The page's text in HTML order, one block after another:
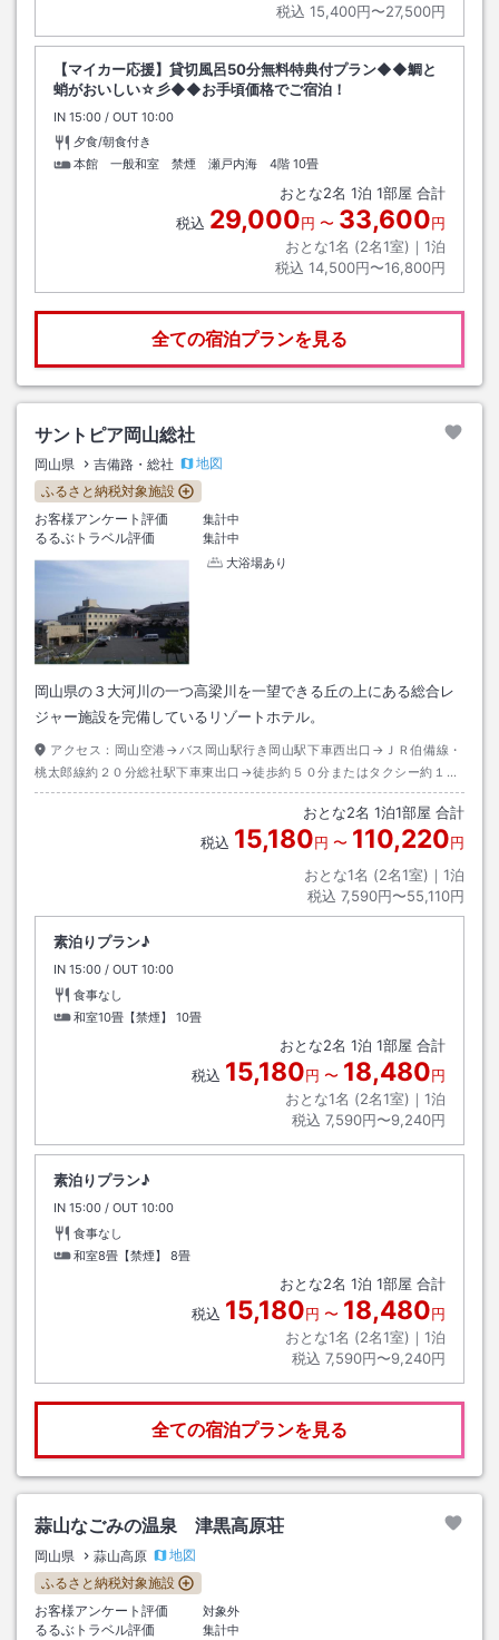
税込 15,400円〜27,500円
【マイカー応援】貸切風呂50分無料特典付プラン◆◆鯛と
蛸がおいしい☆彡◆◆お手頃価格でご宿泊！
IN チェックイン
15:00 / OUT チェックアウト
10:00
夕食/朝食付き
本館 一般和室 禁煙 瀬戸内海 4階 10畳
おとな2名 1泊 1部屋 合計
税込 29,000円 〜 33,600円
おとな1名 (2名1室)｜ 1泊
税込 14,500円〜16,800円
全ての宿泊プランを見る
サントピア岡山総社
岡山県 吉備路・総社
地図
ふるさと納税対象施設
お客様アンケート評価
集計中
るるぶトラベル評価
集計中
大浴場あり
岡山県の３大河川の一つ高梁川を一望できる丘の上にある総合レ
ジャー施設を完備しているリゾートホテル。
アクセス： 岡山空港→バス岡山駅行き岡山駅下車西出口→ＪＲ伯備線・
桃太郎線約２０分総社駅下車東出口→徒歩約５０分またはタクシー約１０
分
おとな2名 1泊1部屋 合計
税込 15,180円 〜 110,220円
おとな1名 (2名1室)｜ 1泊
税込 7,590円〜55,110円
素泊りプラン♪
IN チェックイン
15:00 / OUT チェックアウト
10:00
食事なし
和室10畳【禁煙】
10畳
おとな2名 1泊 1部屋 合計
税込 15,180円 〜 18,480円
おとな1名 (2名1室)｜ 1泊
税込 7,590円〜9,240円
素泊りプラン♪
IN チェックイン
15:00 / OUT チェックアウト
10:00
食事なし
和室8畳【禁煙】
8畳
おとな2名 1泊 1部屋 合計
税込 15,180円 〜 18,480円
おとな1名 (2名1室)｜ 1泊
税込 7,590円〜9,240円
全ての宿泊プランを見る
蒜山なごみの温泉 津黒高原荘
岡山県 蒜山高原
地図
ふるさと納税対象施設
お客様アンケート評価
対象外
るるぶトラベル評価
集計中